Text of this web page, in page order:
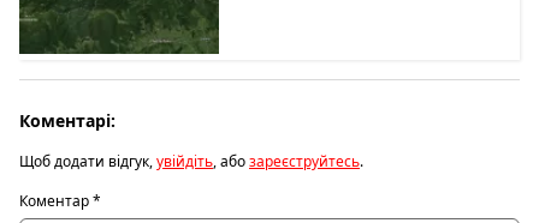
Коментарі:
Щоб додати відгук,увійдіть, абозареєструйтесь.
Коментар*